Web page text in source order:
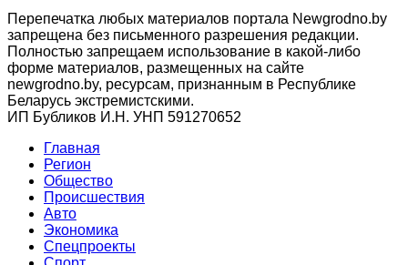
Перепечатка любых материалов портала Newgrodno.by
запрещена без письменного разрешения редакции.
Полностью запрещаем использование в какой-либо
форме материалов, размещенных на сайте
newgrodno.by, ресурсам, признанным в Республике
Беларусь экстремистскими.
ИП Бубликов И.Н. УНП 591270652
Главная
Регион
Общество
Происшествия
Авто
Экономика
Спецпроекты